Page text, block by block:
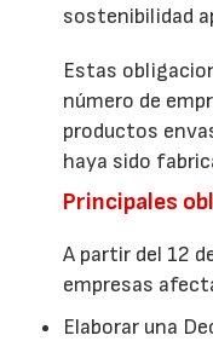
sostenibilidad
Estas
número de
productos
haya sido
Principales
A partir del 12
empresas
Elaborar una